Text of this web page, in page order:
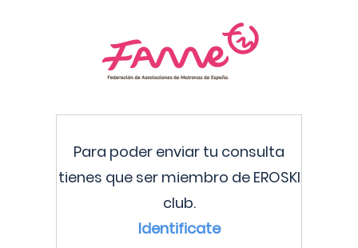
Para poder enviar tu consulta
tienes que ser miembro de EROSKI
club.
Identificate